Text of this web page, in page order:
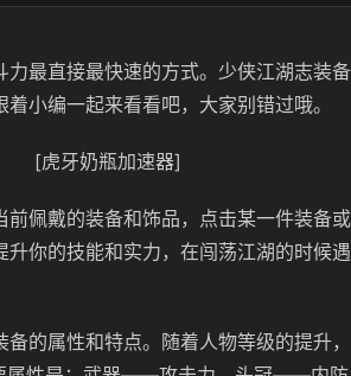
最直接最快速的方式。少侠江湖志装
小编一起来看看吧，大家别错过哦。
[虎牙奶瓶加速器]
佩戴的装备和饰品，点击某一件装备
你的技能和实力，在闯荡江湖的时候
的属性和特点。随着人物等级的提升